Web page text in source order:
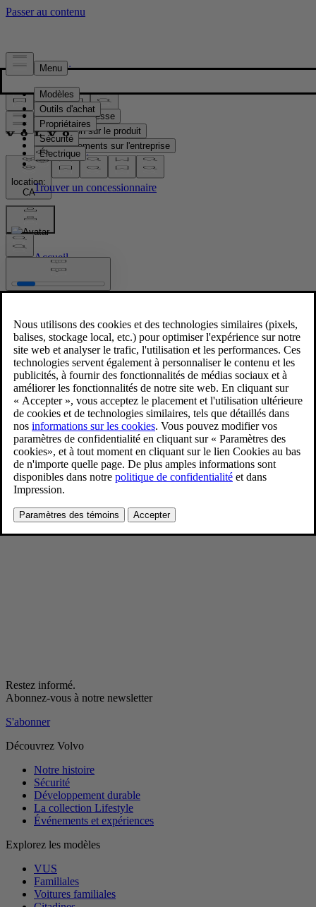
Presse & Médias
Matériel de presse
Information sur le produit
Renseignements sur l'entreprise
Contacts médias
location:
CA
Images
Accueil
/
EX40 Sand edition
6/24/2024
Favoris
Partager
Télécharger
EX40 Sand edition
Pour consulter toute l’information sur les droits d’auteur, cliquez ici